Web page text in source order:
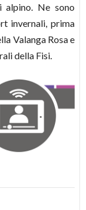
Ne sono
invernali, prima
Valanga Rosa e
della Fisi.